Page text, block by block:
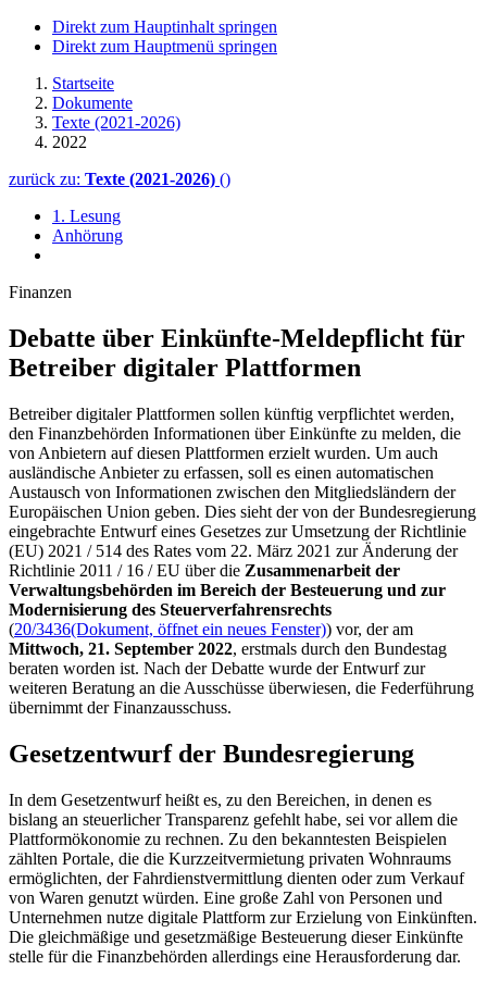
Direkt zum Hauptinhalt springen
Direkt zum Hauptmenü springen
Startseite
Dokumente
Texte (2021-2026)
2022
zurück zu: Texte (2021-2026) ()
1. Lesung
Anhörung
Finanzen
Debatte über Einkünfte-Meldepflicht für
Betreiber digitaler Plattformen
Betreiber digitaler Plattformen sollen künftig verpflichtet werden,
den Finanzbehörden Informationen über Einkünfte zu melden, die
von Anbietern auf diesen Plattformen erzielt wurden. Um auch
ausländische Anbieter zu erfassen, soll es einen automatischen
Austausch von Informationen zwischen den Mitgliedsländern der
Europäischen Union geben. Dies sieht der von der Bundesregierung
eingebrachte Entwurf eines Gesetzes zur Umsetzung der Richtlinie
(EU) 2021 / 514 des Rates vom 22. März 2021 zur Änderung der
Richtlinie 2011 / 16 / EU über die Zusammenarbeit der
Verwaltungsbehörden im Bereich der Besteuerung und zur
Modernisierung des Steuerverfahrensrechts
(20/3436(Dokument, öffnet ein neues Fenster)) vor, der am
Mittwoch, 21. September 2022, erstmals durch den Bundestag
beraten worden ist. Nach der Debatte wurde der Entwurf zur
weiteren Beratung an die Ausschüsse überwiesen, die Federführung
übernimmt der Finanzausschuss.
Gesetzentwurf der Bundesregierung
In dem Gesetzentwurf heißt es, zu den Bereichen, in denen es
bislang an steuerlicher Transparenz gefehlt habe, sei vor allem die
Plattformökonomie zu rechnen. Zu den bekanntesten Beispielen
zählten Portale, die die Kurzzeitvermietung privaten Wohnraums
ermöglichten, der Fahrdienstvermittlung dienten oder zum Verkauf
von Waren genutzt würden. Eine große Zahl von Personen und
Unternehmen nutze digitale Plattform zur Erzielung von Einkünften.
Die gleichmäßige und gesetzmäßige Besteuerung dieser Einkünfte
stelle für die Finanzbehörden allerdings eine Herausforderung dar.